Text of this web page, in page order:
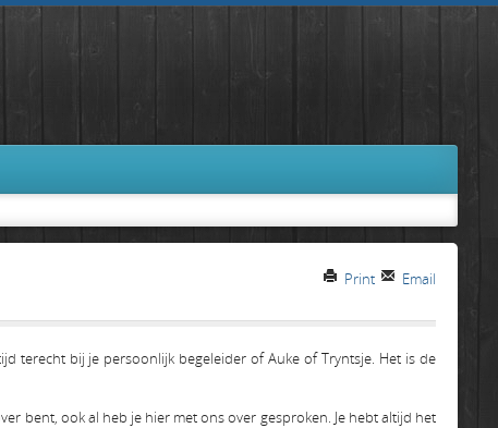
Email
Print
terecht bij je persoonlijk begeleider of Auke of Tryntsje. Het is de
bent, ook al heb je hier met ons over gesproken. Je hebt altijd het